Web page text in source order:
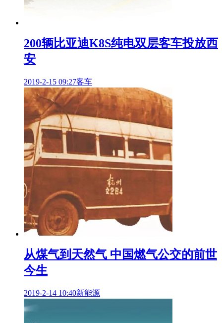
200辆比亚迪K8S纯电双层客车投放西
安
2019-2-15 09:27客车
从煤气到天然气 中国燃气公交的前世
今生
2019-2-14 10:40新能源